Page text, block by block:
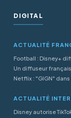
DIGITAL
ACTUALITÉ
Football : Disney+
Un diffuseur
Netflix : "GIGN"
ACTUALITÉ
Disney autorise